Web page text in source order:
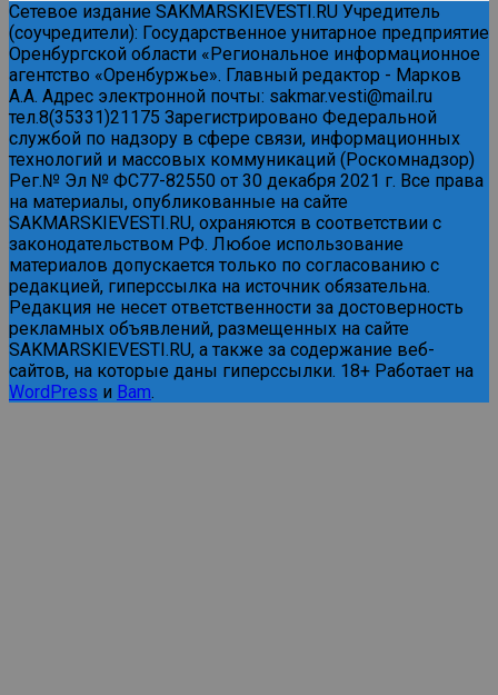
Сетевое издание SAKMARSKIEVESTI.RU Учредитель
(соучредители): Государственное унитарное предприятие
Оренбургской области «Региональное информационное
агентство «Оренбуржье». Главный редактор - Марков
А.А. Адрес электронной почты: sakmar.vesti@mail.ru
тел.8(35331)21175 Зарегистрировано Федеральной
службой по надзору в сфере связи, информационных
технологий и массовых коммуникаций (Роскомнадзор)
Рег.№ Эл № ФС77-82550 от 30 декабря 2021 г. Все права
на материалы, опубликованные на сайте
SAKMARSKIEVESTI.RU, охраняются в соответствии с
законодательством РФ. Любое использование
материалов допускается только по согласованию с
редакцией, гиперссылка на источник обязательна.
Редакция не несет ответственности за достоверность
рекламных объявлений, размещенных на сайте
SAKMARSKIEVESTI.RU, а также за содержание веб-
сайтов, на которые даны гиперссылки. 18+ Работает на
WordPress и Bam.